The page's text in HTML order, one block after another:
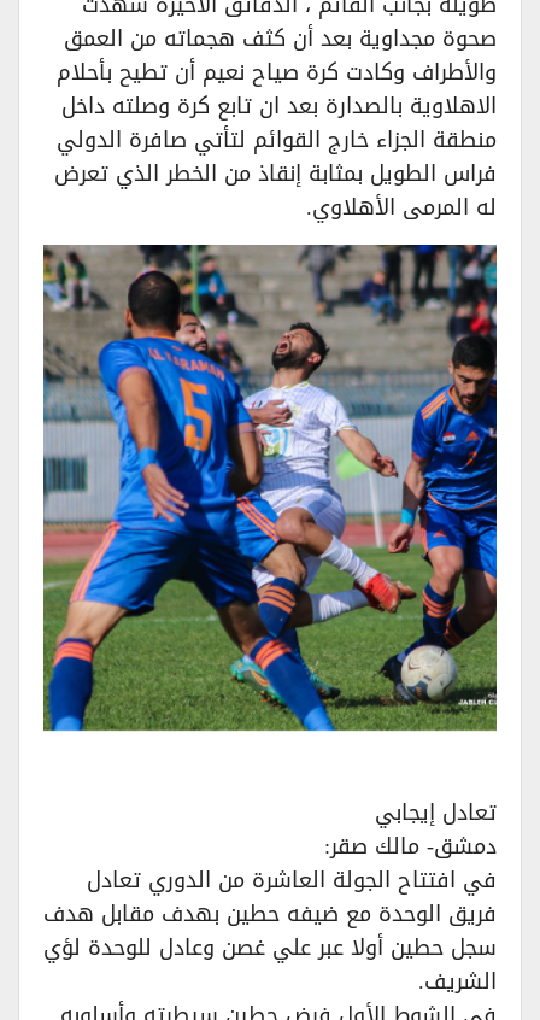
صحوة مجداوية بعد أن كثف هجماته من العمق
والأطراف وكادت كرة صياح نعيم أن تطيح بأحلام
الاهلاوية بالصدارة بعد ان تابع كرة وصلته داخل
منطقة الجزاء خارج القوائم لتأتي صافرة الدولي
فراس الطويل بمثابة إنقاذ من الخطر الذي تعرض
له المرمى الأهلاوي.
تعادل إيجابي
دمشق- مالك صقر:
في افتتاح الجولة العاشرة من الدوري تعادل
فريق الوحدة مع ضيفه حطين بهدف مقابل هدف
سجل حطين أولا عبر علي غصن وعادل للوحدة لؤي
الشريف.